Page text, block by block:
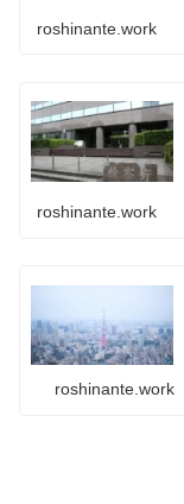
roshinante.work
roshinante.work
roshinante.work